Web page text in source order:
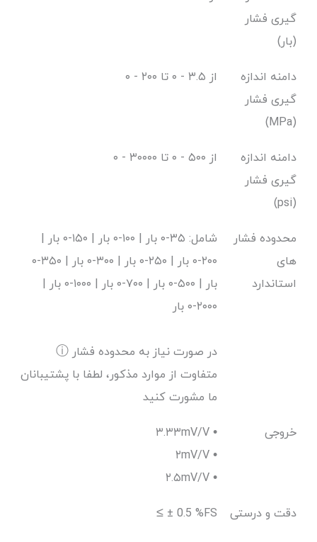
گیری فشار
(بار)
دامنه اندازه
گیری فشار
(MPa)
از ۳.۵ - ۰ تا ۲۰۰ - ۰
دامنه اندازه
گیری فشار
(psi)
از ۵۰۰ - ۰ تا ۳۰۰۰۰ - ۰
محدوده فشار
های
استاندارد
شامل: ۳۵-۰ بار | ۱۰۰-۰ بار | ۱۵۰-۰ بار |
۲۰۰-۰ بار | ۲۵۰-۰ بار | ۳۰۰-۰ بار | ۳۵۰-۰
بار | ۵۰۰-۰ بار | ۷۰۰-۰ بار | ۱۰۰۰-۰ بار |
۲۰۰۰-۰ بار
ⓘ در صورت نیاز به محدوده فشار
متفاوت از موارد مذکور، لطفا با پشتیبانان
ما مشورت کنید
خروجی
۳.۳۳mV/V •
۲mV/V •
۲.۵mV/V •
دقت و درستی ≤ ± 0.5 %FS